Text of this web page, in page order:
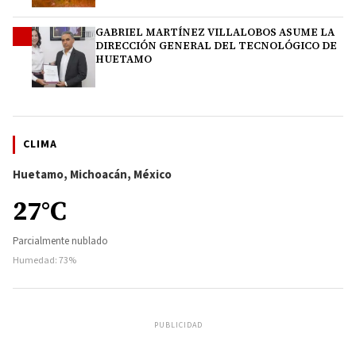
GABRIEL MARTÍNEZ VILLALOBOS ASUME LA
DIRECCIÓN GENERAL DEL TECNOLÓGICO DE
HUETAMO
CLIMA
Huetamo, Michoacán, México
27°C
Parcialmente nublado
Humedad: 73%
PUBLICIDAD